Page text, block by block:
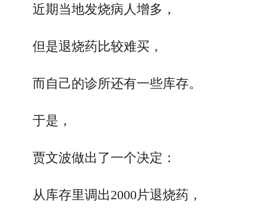
近期当地发烧病人增多，
但是退烧药比较难买，
而自己的诊所还有一些库存。
于是，
贾文波做出了一个决定：
从库存里调出2000片退烧药，